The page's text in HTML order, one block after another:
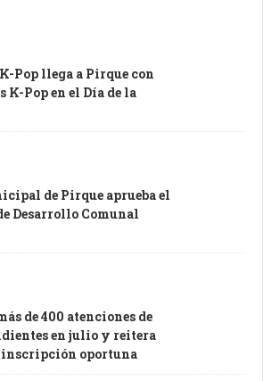
Pop llega a Pirque con
K-Pop en el Día de la
de Pirque aprueba el
Desarrollo Comunal
de 400 atenciones de
en julio y reitera
inscripción oportuna